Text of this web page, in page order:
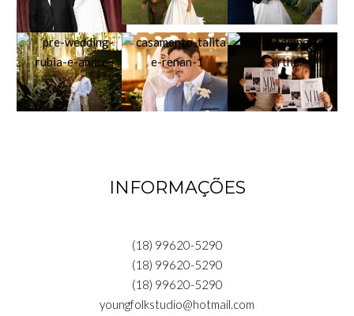
INFORMAÇÕES
(18) 99620-5290
(18) 99620-5290
(18) 99620-5290
youngfolkstudio@hotmail.com